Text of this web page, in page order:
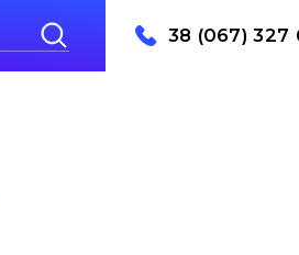
38 (067) 327